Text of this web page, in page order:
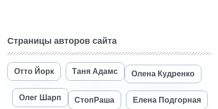
Страницы авторов сайта
Отто Йорк Таня Адамс Олена Кудренко
Олег Шарп СтопРаша Елена Подгорная